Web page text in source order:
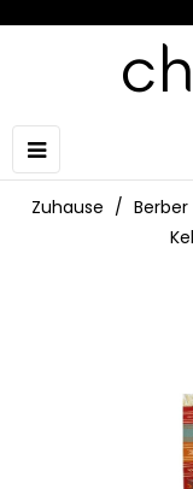
Umschalten
der
Navigation
☰
Zuhause